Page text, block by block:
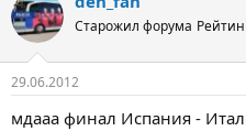
Старожил форума
29.06.2012
мдааа финал Испания -